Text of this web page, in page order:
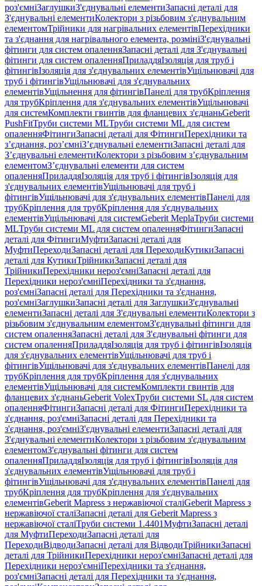
роз'ємніЗаглушкиЗ'єднувальні елементиЗапасні деталі для
З'єднувальні елементиКолектори з різьбовим з'єднувальним
елементомТрійники для нагрівальних елементівПерехідники
та з'єднання для нагрівального елемента, розмініЗ'єднувальні
фітинги для систем опаленняЗапасні деталі для З'єднувальні
фітинги для систем опаленняПриладдяІзоляція для труб і
фітингівІзоляція для з'єднувальних елементівУщільнювачі для
труб і фітингівУщільнювачі для з'єднувальних
елементівУщільнення для фітингівПанелі для трубКріплення
для трубКріплення для з'єднувальних елементівУщільнювачі
для системКомплекти гвинтів для фланцевих з'єднаньGeberit
PushFitТруби системи MLТруби системи ML для систем
опаленняФітингиЗапасні деталі для ФітингиПерехідники та
з’єднання, роз’ємніЗ’єднувальні елементиЗапасні деталі для
З’єднувальні елементиКолектори з різьбовим з’єднувальним
елементомЗ’єднувальні елементи для систем
опаленняПриладдяІзоляція для труб і фітингівІзоляція для
з'єднувальних елементівУщільнювачі для труб і
фітингівУщільнювачі для з'єднувальних елементівПанелі для
трубКріплення для трубКріплення для з'єднувальних
елементівУщільнювачі для системGeberit MeplaТруби системи
MLТруби системи ML для систем опаленняФітингиЗапасні
деталі для ФітингиМуфтиЗапасні деталі для
МуфтиПереходиЗапасні деталі для ПереходиКутикиЗапасні
деталі для КутикиТрійникиЗапасні деталі для
ТрійникиПерехідники нероз'ємніЗапасні деталі для
Перехідники нероз'ємніПерехідники та з'єднання,
роз'ємніЗапасні деталі для Перехідники та з'єднання,
роз'ємніЗаглушкиЗапасні деталі для ЗаглушкиЗ'єднувальні
елементиЗапасні деталі для З'єднувальні елементиКолектори з
різьбовим з'єднувальним елементомЗ'єднувальні фітинги для
систем опаленняЗапасні деталі для З'єднувальні фітинги для
систем опаленняПриладдяІзоляція для труб і фітингівІзоляція
для з'єднувальних елементівУщільнювачі для труб і
фітингівУщільнювачі для з'єднувальних елементівПанелі для
трубКріплення для трубКріплення для з'єднувальних
елементівУщільнювачі для системКомплекти гвинтів для
фланцевих з'єднаньGeberit VolexТруби системи SL для систем
опаленняФітингиЗапасні деталі для ФітингиПерехідники та
з'єднання, роз'ємніЗапасні деталі для Перехідники та
з'єднання, роз'ємніЗ'єднувальні елементиЗапасні деталі для
З'єднувальні елементиКолектори з різьбовим з'єднувальним
елементомЗ'єднувальні фітинги для систем
опаленняПриладдяІзоляція для труб і фітингівІзоляція для
з'єднувальних елементівУщільнювачі для труб і
фітингівУщільнювачі для з'єднувальних елементівПанелі для
трубКріплення для трубКріплення для з'єднувальних
елементівGeberit Mapress з нержавіючої сталіGeberit Mapress з
нержавіючої сталіЗапасні деталі для Geberit Mapress з
нержавіючої сталіТруби системи 1.4401МуфтиЗапасні деталі
для МуфтиПереходиЗапасні деталі для
ПереходиВідводиЗапасні деталі для ВідводиТрійникиЗапасні
деталі для ТрійникиПерехідники нероз'ємніЗапасні деталі для
Перехідники нероз'ємніПерехідники та з'єднання,
роз'ємніЗапасні деталі для Перехідники та з'єднання,